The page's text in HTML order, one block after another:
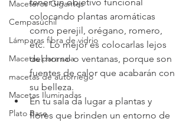
Maceteros Gigantes
Cempasúchil
Lámparas fibra de vidrio
Macetas para sala
macetas de autorriego
Macetas Iluminadas
Plato Base
colocando plantas aromáticas
como perejil, orégano, romero,
etc.  Lo mejor es colocarlas lejos
del horno o ventanas, porque son
fuentes de calor que acabarán con
su belleza.
En tu sala da lugar a plantas y
flores que brinden un entorno de